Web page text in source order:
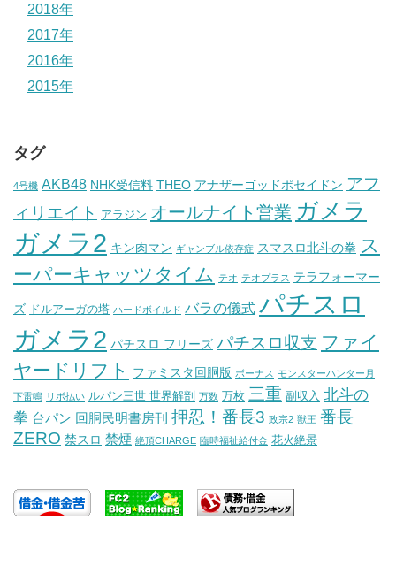
2018年
2017年
2016年
2015年
タグ
4号機 AKB48 NHK受信料 THEO アナザーゴッドポセイドン アフ
ィリエイト
アラジン オールナイト営業 ガメラ
ガメラ2 キン肉マン ギャンブル依存症 スマスロ北斗の拳 ス
ーパーキャッツタイム テオ テオプラス テラフォーマー
ズ ドルアーガの塔 ハードボイルド バラの儀式 パチスロ
ガメラ2 パチスロ フリーズ パチスロ収支 ファイ
ヤードリフト
ファミスタ回胴版 ボーナス モンスターハンター月
下雷鳴 リボ払い ルパン三世 世界解剖 万数 万枚 三重 副収入 北斗の
拳 台パン 回胴民明書房刊 押忍！番長3 政宗2 獣王 番長
ZERO 禁スロ 禁煙 絶頂CHARGE 臨時福祉給付金 花火絶景